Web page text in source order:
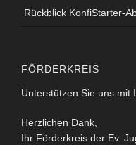
Rückblick KonfiStarter-
FÖRDERKREIS
Unterstützen Sie uns mit
Herzlichen Dank,
Ihr Förderkreis der Ev.